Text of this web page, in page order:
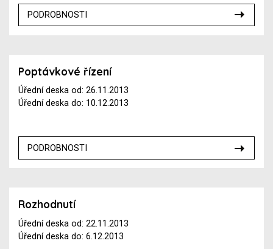
PODROBNOSTI
Poptávkové řízení
Úřední deska od: 26.11.2013
Úřední deska do: 10.12.2013
PODROBNOSTI
Rozhodnutí
Úřední deska od: 22.11.2013
Úřední deska do: 6.12.2013